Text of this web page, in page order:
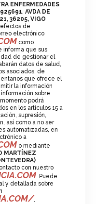
ENFERMEDADES
,AVDA DE
36205, VIGO
de
electrónico
como
informa que sus
de gestionar el
datos de salud,
asociados, de
que ofrece el
la información
sobre
podrá
en los artículos 15 a
supresión,
así como a no ser
automatizadas, en
a
o mediante
MARTÍNEZ
con nuestro
. Puede
y detallada sobre